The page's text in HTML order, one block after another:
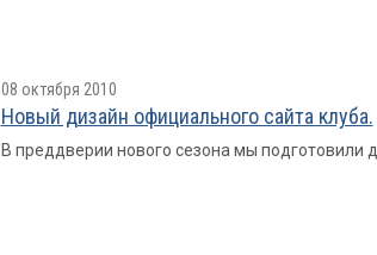
08 октября 2010
Новый дизайн официального сайта клуба.
В преддверии нового сезона мы подготовили